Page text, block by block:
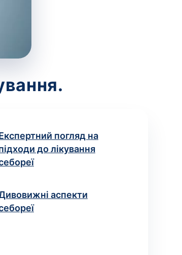
погляд на
до лікування
аспекти